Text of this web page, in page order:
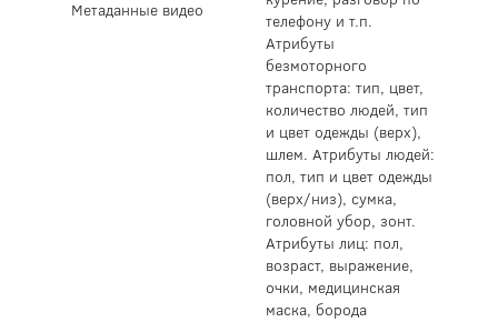
Метаданные видео
телефону и т.п.
Атрибуты
безмоторного
транспорта: тип, цвет,
количество людей, тип
и цвет одежды (верх),
шлем. Атрибуты людей:
пол, тип и цвет одежды
(верх/низ), сумка,
головной убор, зонт.
Атрибуты лиц: пол,
возраст, выражение,
очки, медицинская
маска, борода